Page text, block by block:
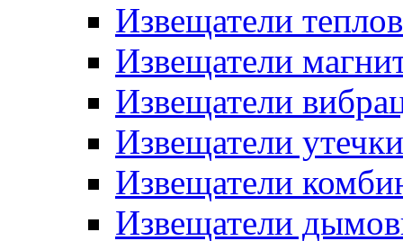
Извещатели
Извещатели
Извещатели
Извещатели утечки
Извещатели
Извещатели